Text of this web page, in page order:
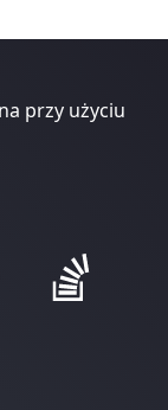
przy użyciu